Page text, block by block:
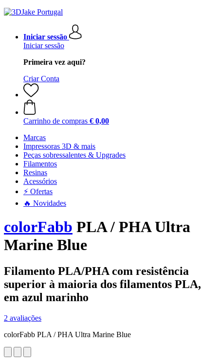
Iniciar sessão
Iniciar sessão
Primeira vez aqui?
Criar Conta
Carrinho de compras € 0,00
Marcas
Impressoras 3D & mais
Peças sobressalentes & Upgrades
Filamentos
Resinas
Acessórios
⚡ Ofertas
🔥 Novidades
colorFabb PLA / PHA Ultra
Marine Blue
Filamento PLA/PHA com resistência
superior à maioria dos filamentos PLA,
em azul marinho
2 avaliações
colorFabb PLA / PHA Ultra Marine Blue